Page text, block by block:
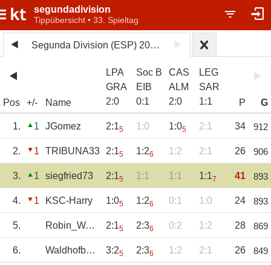
segundadivision
Tippübersicht • 33. Spieltag
Segunda Division (ESP) 2025/26
Pos +/- Name
LPA
GRA
2:0
Soc B
EIB
0:1
CAS
ALM
2:0
LEG
SAR
1:1 P G
1. 1 JGomez 2:15 1:0 1:05 2:1 34 912
2. 1 TRIBUNA33 2:15 1:26 1:2 2:1 26 906
3. 1 siegfried73 2:15 1:1 1:1 1:17 41 893
4. 1 KSC-Harry 1:05 1:26 0:1 1:0 24 893
5. Robin_Waldhof 2:15 2:36 0:2 1:2 28 869
6. Waldhofbuben07 3:25 2:36 1:2 2:1 26 849